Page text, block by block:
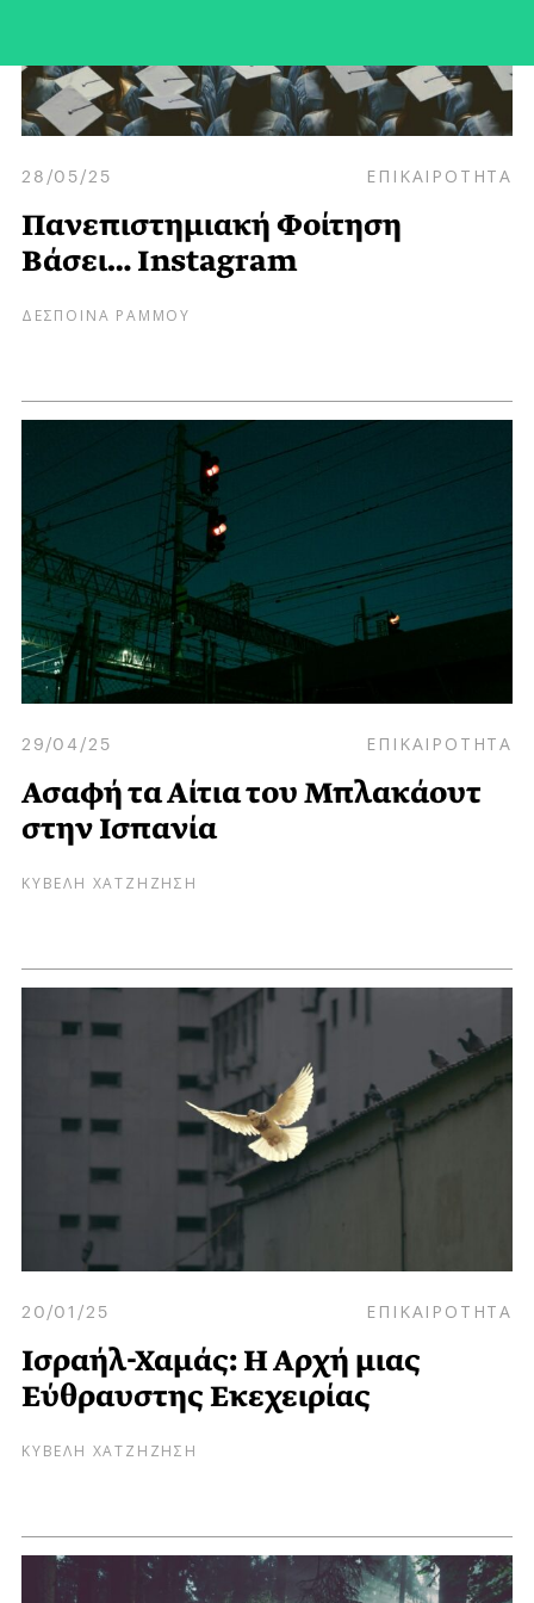
28/05/25 ΕΠΙΚΑΙΡΟΤΗΤΑ
Πανεπιστημιακή Φοίτηση
Βάσει… Instagram
ΔΕΣΠΟΙΝΑ ΡΑΜΜΟΥ
29/04/25 ΕΠΙΚΑΙΡΟΤΗΤΑ
Ασαφή τα Αίτια του Μπλακάουτ
στην Ισπανία
ΚΥΒΕΛΗ ΧΑΤΖΗΖΗΣΗ
20/01/25 ΕΠΙΚΑΙΡΟΤΗΤΑ
Ισραήλ-Χαμάς: Η Αρχή μιας
Εύθραυστης Εκεχειρίας
ΚΥΒΕΛΗ ΧΑΤΖΗΖΗΣΗ